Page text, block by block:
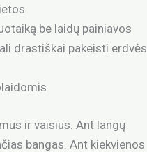
be laidų painiavos
drastiškai pakeisti erdvės
ir vaisius. Ant langų
bangas. Ant kiekvienos